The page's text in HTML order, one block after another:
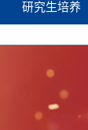
研究生培养